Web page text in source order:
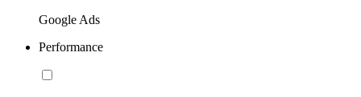
Google Ads
Performance